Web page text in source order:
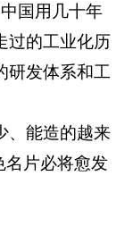
中国用几十年
过的工业化历
研发体系和工
、能造的越来
名片必将愈发